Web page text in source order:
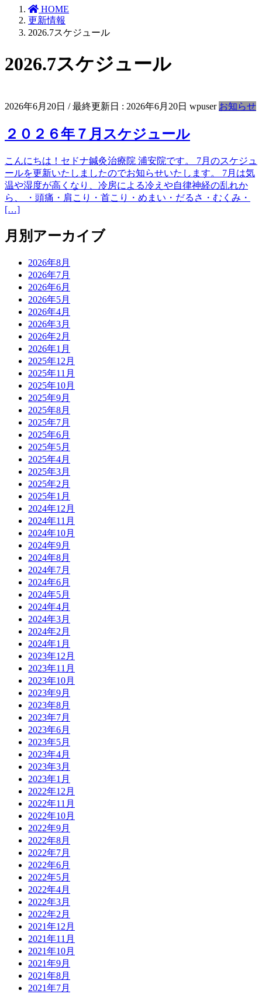
HOME
更新情報
2026.7スケジュール
2026.7スケジュール
2026年6月20日 / 最終更新日 : 2026年6月20日 wpuser お知らせ
２０２６年７月スケジュール
こんにちは！セドナ鍼灸治療院 浦安院です。 7月のスケジュ
ールを更新いたしましたのでお知らせいたします。 7月は気
温や湿度が高くなり、冷房による冷えや自律神経の乱れか
ら、 ・頭痛・肩こり・首こり・めまい・だるさ・むくみ・
[…]
月別アーカイブ
2026年8月
2026年7月
2026年6月
2026年5月
2026年4月
2026年3月
2026年2月
2026年1月
2025年12月
2025年11月
2025年10月
2025年9月
2025年8月
2025年7月
2025年6月
2025年5月
2025年4月
2025年3月
2025年2月
2025年1月
2024年12月
2024年11月
2024年10月
2024年9月
2024年8月
2024年7月
2024年6月
2024年5月
2024年4月
2024年3月
2024年2月
2024年1月
2023年12月
2023年11月
2023年10月
2023年9月
2023年8月
2023年7月
2023年6月
2023年5月
2023年4月
2023年3月
2023年1月
2022年12月
2022年11月
2022年10月
2022年9月
2022年8月
2022年7月
2022年6月
2022年5月
2022年4月
2022年3月
2022年2月
2021年12月
2021年11月
2021年10月
2021年9月
2021年8月
2021年7月